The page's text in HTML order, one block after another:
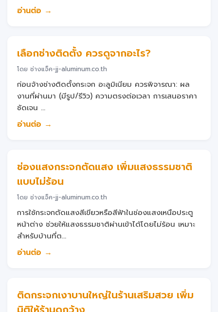
อ่านต่อ →
เลือกช่างติดตั้ง ควรดูจากอะไร?
โดย ช่างแจ็ค-jj-aluminum.co.th
ก่อนจ้างช่างติดตั้งกระจก อะลูมิเนียม ควรพิจารณา: ผล
งานที่ผ่านมา (มีรูป/รีวิว) ความตรงต่อเวลา การเสนอราคา
ชัดเจน ...
อ่านต่อ →
ช่องแสงกระจกตัดแสง เพิ่มแสงธรรมชาติ
แบบไม่ร้อน
โดย ช่างแจ็ค-jj-aluminum.co.th
การใช้กระจกตัดแสงสีเขียวหรือสีฟ้าในช่องแสงเหนือประตู
หน้าต่าง ช่วยให้แสงธรรมชาติผ่านเข้าได้โดยไม่ร้อน เหมาะ
สำหรับบ้านที่ต...
อ่านต่อ →
ติดกระจกเงาบานใหญ่ในร้านเสริมสวย เพิ่ม